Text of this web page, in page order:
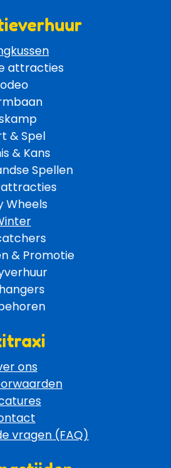
attracties
& Spel
& Kans
Spellen
Wheels
& Promotie
ons
vragen (FAQ)